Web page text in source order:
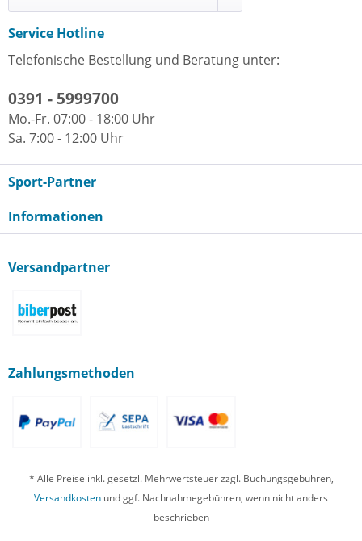
Service Hotline
Telefonische Bestellung und Beratung unter:
0391 - 5999700
Mo.-Fr. 07:00 - 18:00 Uhr
Sa. 7:00 - 12:00 Uhr
Sport-Partner
Informationen
Versandpartner
Zahlungsmethoden
* Alle Preise inkl. gesetzl. Mehrwertsteuer zzgl. Buchungsgebühren,
Versandkosten und ggf. Nachnahmegebühren, wenn nicht anders
beschrieben